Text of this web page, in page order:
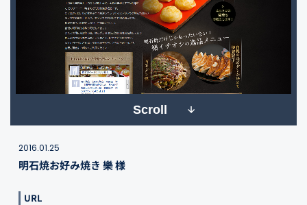
Scroll
2016.01.25
明石焼お好み焼き 樂 様
URL